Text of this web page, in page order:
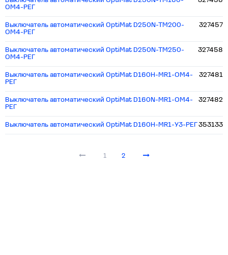
ОМ4-РЕГ
Выключатель автоматический OptiMat D250N-TM200-
ОМ4-РЕГ
327457
Выключатель автоматический OptiMat D250N-TM250-
ОМ4-РЕГ
327458
Выключатель автоматический OptiMat D160H-MR1-ОМ4-
РЕГ
327481
Выключатель автоматический OptiMat D160N-MR1-ОМ4-
РЕГ
327482
Выключатель автоматический OptiMat D160H-MR1-У3-РЕГ353133
1 2